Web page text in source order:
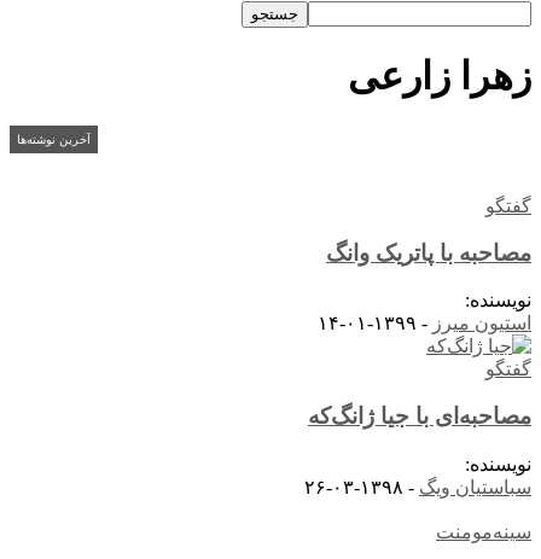
زهرا زارعی
آخرین نوشته‌ها
گفتگو
مصاحبه با پاتریک وانگ
نویسنده:
استیون میرز - ۱۳۹۹-۰۱-۱۴
گفتگو
مصاحبه‌ای با جیا ژانگ‌که
نویسنده:
سباستیان ویگ - ۱۳۹۸-۰۳-۲۶
سینه‌مومنت